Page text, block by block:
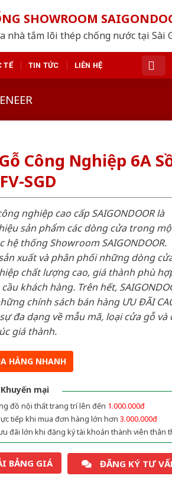
SHOWROOM
nhà tắm lõi thép chống nước tại Sài
TẾ TIN TỨC LIÊN HỆ
Công Nghiệp 6A
SGD
nghiệp cao cấp SAIGONDOOR là
sản phẩm các dòng cửa trong
hệ thống Showroom SAIGONDOOR.
xuất và phân phối những dòng
chất lượng cao, giá thành phù
khách hàng. Trên hết,
chính sách bán hàng ƯU ĐÃI
đa dạng về mẫu mã, loại cửa gỗ và
giá thành.
HÀNG NHANH
Khuyến mại
đồ nội thất trang trí lên đến 1.000.000đ
tiếp khi mua đơn hàng lớn hơn 3.000.000đ
đãi lớn khi đăng ký tài khoản thành viên thân
BẢNG GIÁ ĐĂNG KÝ TƯ